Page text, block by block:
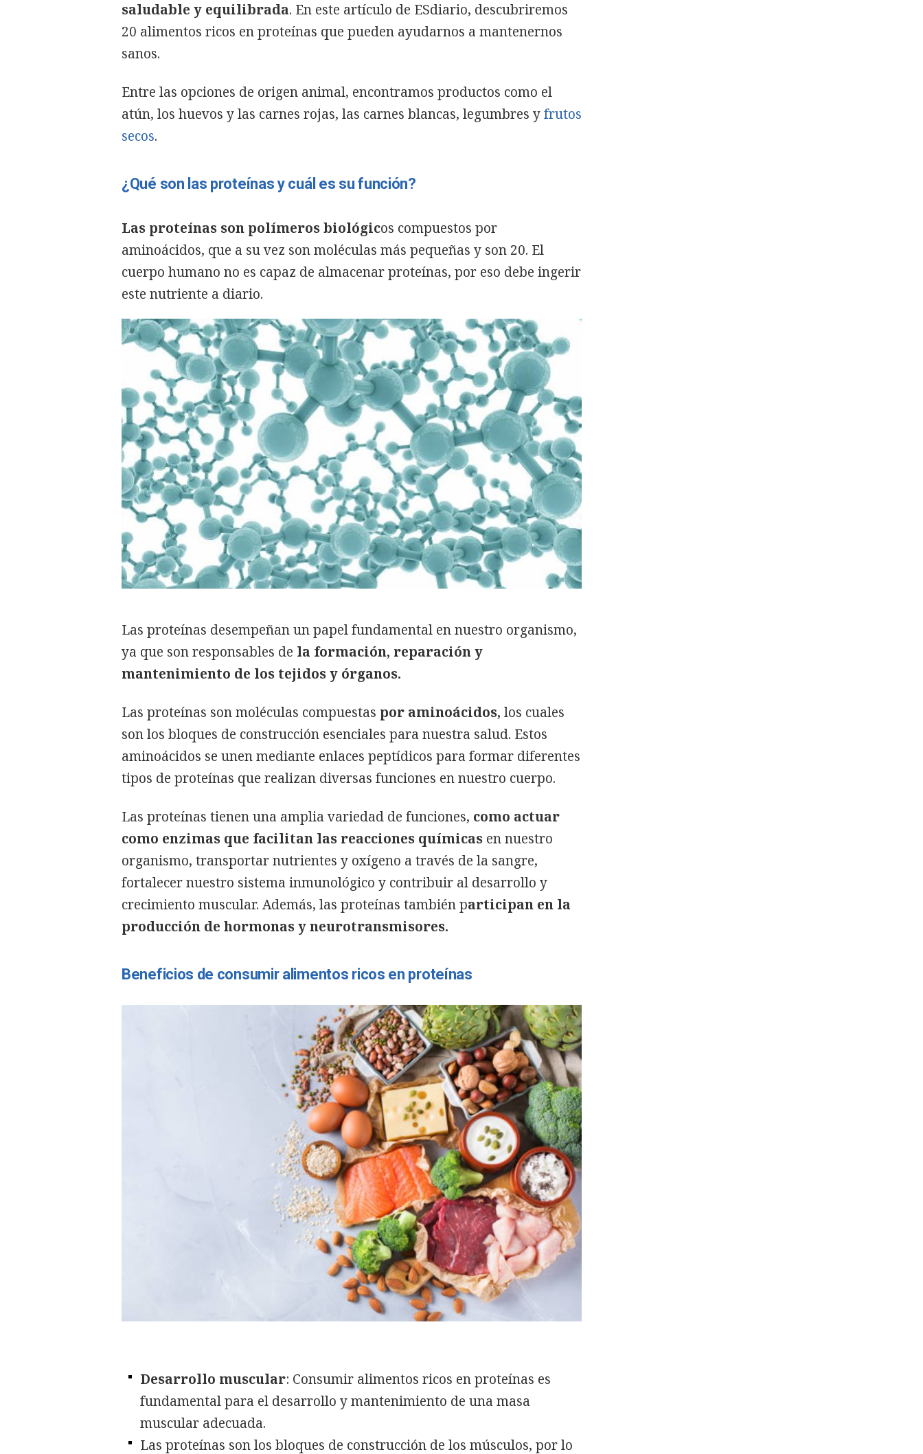
saludable y equilibrada. En este artículo de ESdiario, descubriremos
20 alimentos ricos en proteínas que pueden ayudarnos a mantenernos
sanos.
Entre las opciones de origen animal, encontramos productos como el
atún, los huevos y las carnes rojas, las carnes blancas, legumbres yfrutos
secos.
¿Qué son las proteínas y cuál es su función?
Las proteínas son polímeros biológicos compuestos por
aminoácidos, que a su vez son moléculas más pequeñas y son 20. El
cuerpo humano no es capaz de almacenar proteínas, por eso debe ingerir
este nutriente a diario.
Las proteínas desempeñan un papel fundamental en nuestro organismo,
ya que son responsables de la formación, reparación y
mantenimiento de los tejidos y órganos.
Las proteínas son moléculas compuestas por aminoácidos, los cuales
son los bloques de construcción esenciales para nuestra salud. Estos
aminoácidos se unen mediante enlaces peptídicos para formar diferentes
tipos de proteínas que realizan diversas funciones en nuestro cuerpo.
Las proteínas tienen una amplia variedad de funciones, como actuar
como enzimas que facilitan las reacciones químicas en nuestro
organismo, transportar nutrientes y oxígeno a través de la sangre,
fortalecer nuestro sistema inmunológico y contribuir al desarrollo y
crecimiento muscular. Además, las proteínas también participan en la
producción de hormonas y neurotransmisores.
Beneficios de consumir alimentos ricos en proteínas
Desarrollo muscular: Consumir alimentos ricos en proteínas es
fundamental para el desarrollo y mantenimiento de una masa
muscular adecuada.
Las proteínas son los bloques de construcción de los músculos, por lo